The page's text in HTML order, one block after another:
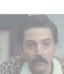
retrouver dès